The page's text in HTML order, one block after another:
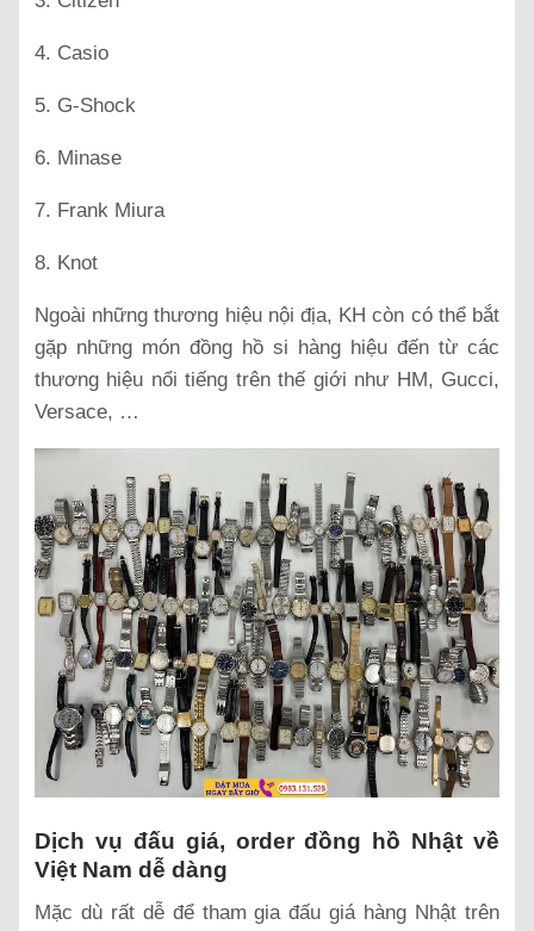
4. Casio
5. G-Shock
6. Minase
7. Frank Miura
8. Knot
Ngoài những thương hiệu nội địa, KH còn có thể bắt
gặp những món đồng hồ si hàng hiệu đến từ các
thương hiệu nổi tiếng trên thế giới như HM, Gucci,
Versace, …
Dịch vụ đấu giá, order đồng hồ Nhật về
Việt Nam dễ dàng
Mặc dù rất dễ để tham gia đấu giá hàng Nhật trên